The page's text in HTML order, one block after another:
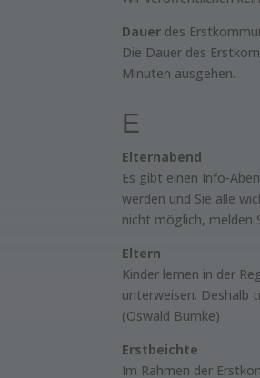
Dauer des
Die Dauer des
Minuten ausgehen.
E
Elternabend
Es gibt einen Info-
werden und Sie alle
nicht möglich, melden
Eltern
Kinder lernen in der
unterweisen. Deshalb
(Oswald Bumke)
Erstbeichte
Im Rahmen der